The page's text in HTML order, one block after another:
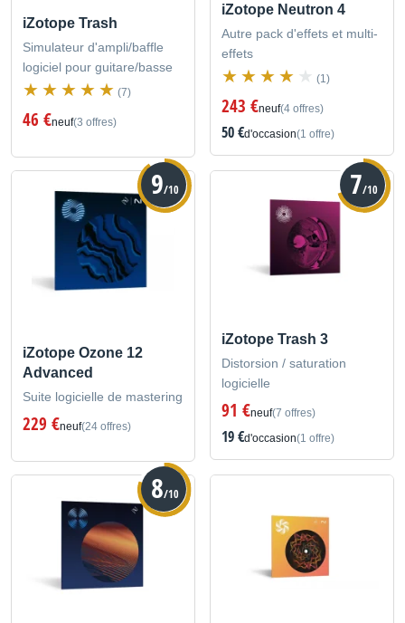
iZotope Trash
Simulateur d'ampli/baffle
logiciel pour guitare/basse
(7)
46 €neuf(3 offres)
iZotope Neutron 4
Autre pack d'effets et multi-
effets
(1)
243 €neuf(4 offres)
50 €d'occasion(1 offre)
9/10
iZotope Ozone 12
Advanced
Suite logicielle de mastering
229 €neuf(24 offres)
7/10
iZotope Trash 3
Distorsion / saturation
logicielle
91 €neuf(7 offres)
19 €d'occasion(1 offre)
8/10